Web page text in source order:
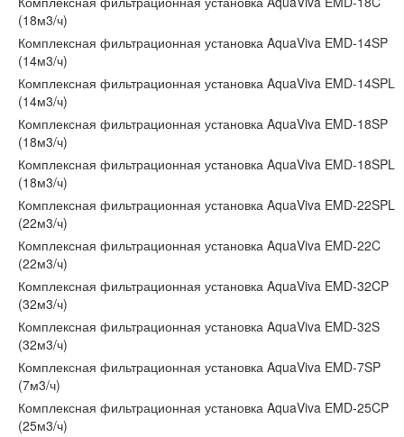
(18м3/ч)
Комплексная фильтрационная установка AquaViva EMD-14SP
(14м3/ч)
Комплексная фильтрационная установка AquaViva EMD-14SPL
(14м3/ч)
Комплексная фильтрационная установка AquaViva EMD-18SP
(18м3/ч)
Комплексная фильтрационная установка AquaViva EMD-18SPL
(18м3/ч)
Комплексная фильтрационная установка AquaViva EMD-22SPL
(22м3/ч)
Комплексная фильтрационная установка AquaViva EMD-22C
(22м3/ч)
Комплексная фильтрационная установка AquaViva EMD-32CP
(32м3/ч)
Комплексная фильтрационная установка AquaViva EMD-32S
(32м3/ч)
Комплексная фильтрационная установка AquaViva EMD-7SP
(7м3/ч)
Комплексная фильтрационная установка AquaViva EMD-25CP
(25м3/ч)